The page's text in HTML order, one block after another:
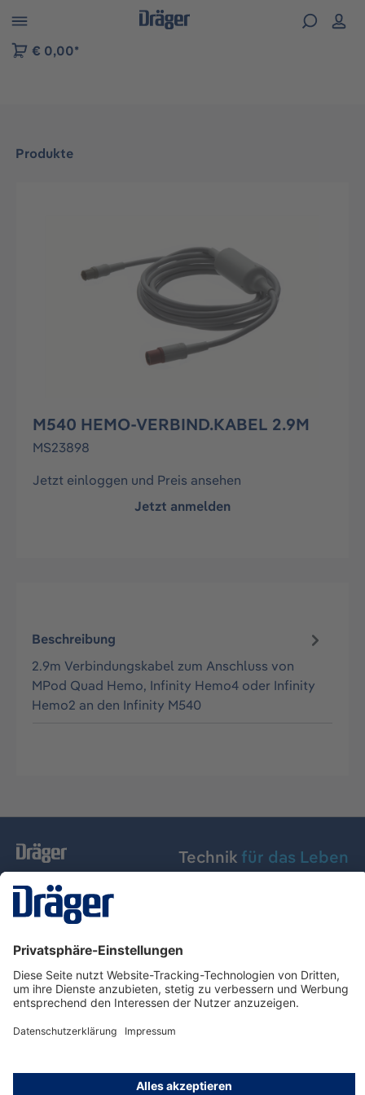
der B2B-Plattform springen
€ 0,00*
Produkte
M540 HEMO-VERBIND.KABEL 2.9M
MS23898
Jetzt einloggen und Preis ansehen
Jetzt anmelden
Beschreibung
2.9m Verbindungskabel zum Anschluss von
MPod Quad Hemo, Infinity Hemo4 oder Infinity
Hemo2 an den Infinity M540
Technik für das Leben
Dräger Austria GmbH
Über Dräger
Informationen
© Dräger Austria GmbH, 2024